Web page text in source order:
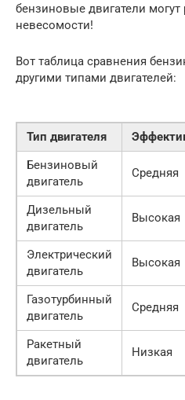
бензиновые двигатели могут
невесомости!
Вот таблица сравнения
другими типами двигателей:
Тип двигателя
Бензиновый
двигатель
Средняя
Дизельный
двигатель
Высокая
Электрический
двигатель
Высокая
Газотурбинный
двигатель
Средняя
Ракетный
двигатель
Низкая